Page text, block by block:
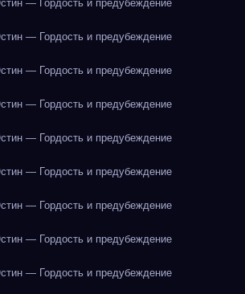
— Гордость и предубеждение
— Гордость и предубеждение
— Гордость и предубеждение
— Гордость и предубеждение
— Гордость и предубеждение
— Гордость и предубеждение
— Гордость и предубеждение
— Гордость и предубеждение
— Гордость и предубеждение